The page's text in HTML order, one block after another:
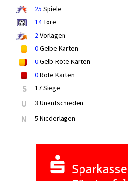
25 Spiele
14Tore
2Vorlagen
0Gelbe Karten
0Gelb-Rote Karten
0Rote Karten
S 17 Siege
U 3 Unentschieden
N 5 Niederlagen